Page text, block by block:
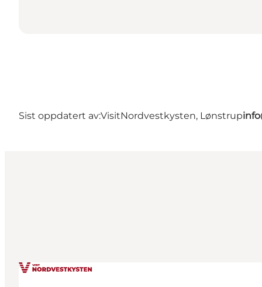
Sist oppdatert av:VisitNordvestkysten, Lønstrup